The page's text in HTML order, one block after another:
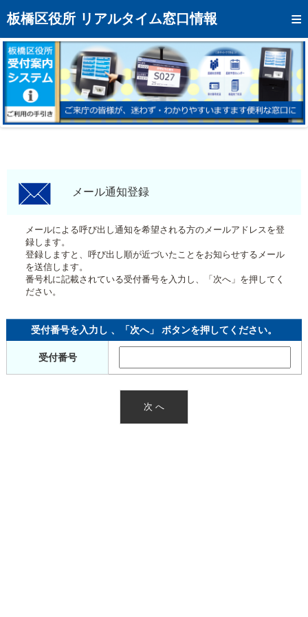
板橋区役所 リアルタイム窓口情報
トップページへ
混雑予想カレンダー
リアルタイム混雑状況
リアルタイム受付番号状況
メール通知登録
モバイルサイト
区役所フロアマップ
メール通知登録
メールによる呼び出し通知を希望される方のメールアドレスを登
録します。
登録しますと、呼び出し順が近づいたことをお知らせするメール
を送信します。
番号札に記載されている受付番号を入力し、「次へ」を押してく
ださい。
受付番号を入力し 、「次へ」 ボタンを押してください。
受付番号